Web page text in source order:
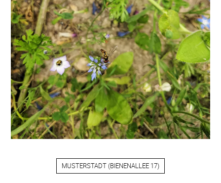
MUSTERSTADT (BIENENALLEE 17)